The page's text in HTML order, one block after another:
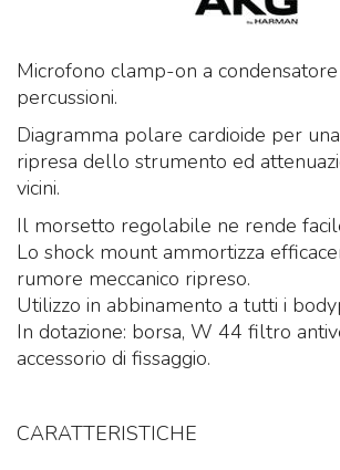
Microfono clamp-on a
percussioni.
Diagramma polare cardioide per
ripresa dello strumento ed
vicini.
Il morsetto regolabile ne rende
Lo shock mount ammortizza
rumore meccanico ripreso.
Utilizzo in abbinamento a tutti i
In dotazione: borsa, W 44 filtro
accessorio di fissaggio.
CARATTERISTICHE